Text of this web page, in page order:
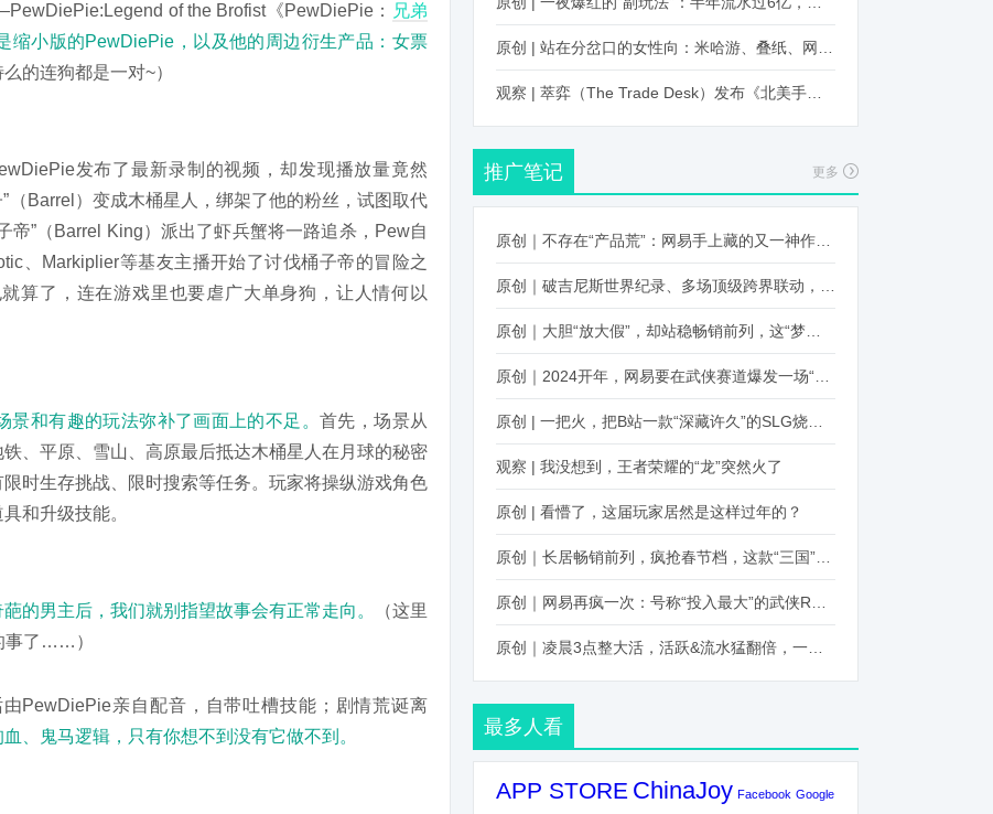
of the Brofist《PewDiePie：
兄弟
缩小版的PewDiePie，以及他的周边衍生产品：女票
么的连狗都是一对~）
发布了最新录制的视频，却发现播放量竟然
（Barrel）变成木桶星人，绑架了他的粉丝，试图取代
帝”（Barrel King）派出了虾兵蟹将一路追杀，Pew自
、Markiplier等基友主播开始了讨伐桶子帝的冒险之
算了，连在游戏里也要虐广大单身狗，让人情何以
景和有趣的玩法弥补了画面上的不足。首先，场景从
、平原、雪山、高原最后抵达木桶星人在月球的秘密
时生存挑战、限时搜索等任务。玩家将操纵游戏角色
和升级技能。
的男主后，我们就别指望故事会有正常走向。
（这里
事了……）
PewDiePie亲自配音，自带吐槽技能；剧情荒诞离
、鬼马逻辑，只有你想不到没有它做不到。
推广笔记 更多
观察 | 我没想到，王者荣耀的“龙”突然火了
原创 | 看懵了，这届玩家居然是这样过年的？
最多人看
APP STORE ChinaJoy Facebook Google